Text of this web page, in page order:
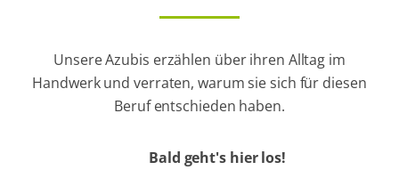
Unsere Azubis erzählen über ihren Alltag im
Handwerk und verraten, warum sie sich für diesen
Beruf entschieden haben.
Bald geht's hier los!